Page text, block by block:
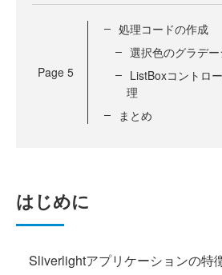
Page 5
処理コードの作成
選択色のグラデ
ListBoxコントロ
理
まとめ
はじめに
Sliverlightアプリケーションの特